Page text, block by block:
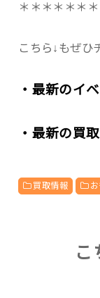
＊＊＊＊＊＊
こちら↓もぜひ
・最新のイ
・最新の買
買取情報
こ